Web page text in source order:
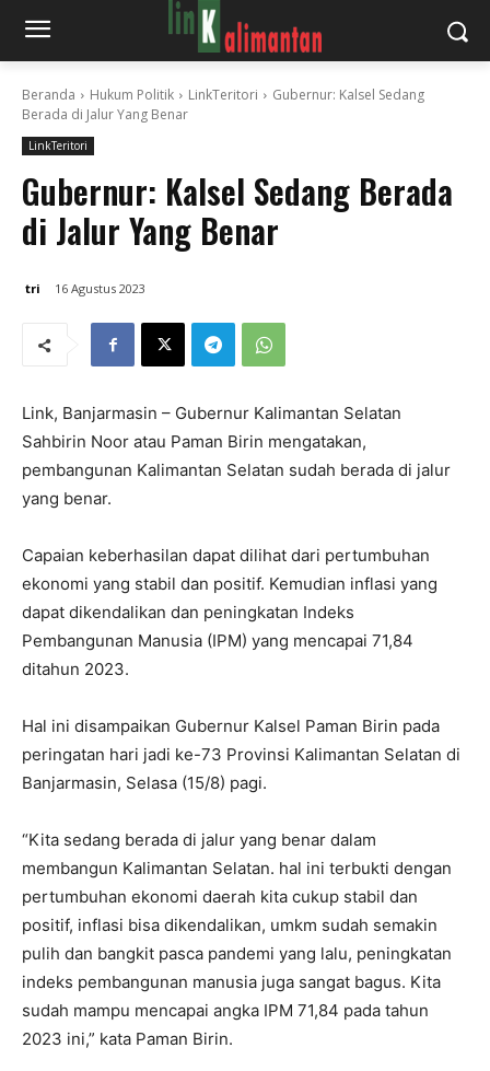
Beranda Hukum Politik LinkTeritori
Gubernur: Kalsel Sedang
Berada di Jalur Yang Benar
LinkTeritori
Gubernur: Kalsel Sedang Berada
di Jalur Yang Benar
tri 16 Agustus 2023
Link, Banjarmasin – Gubernur Kalimantan Selatan
Sahbirin Noor atau Paman Birin mengatakan,
pembangunan Kalimantan Selatan sudah berada di jalur
yang benar.
Capaian keberhasilan dapat dilihat dari pertumbuhan
ekonomi yang stabil dan positif. Kemudian inflasi yang
dapat dikendalikan dan peningkatan Indeks
Pembangunan Manusia (IPM) yang mencapai 71,84
ditahun 2023.
Hal ini disampaikan Gubernur Kalsel Paman Birin pada
peringatan hari jadi ke-73 Provinsi Kalimantan Selatan di
Banjarmasin, Selasa (15/8) pagi.
“Kita sedang berada di jalur yang benar dalam
membangun Kalimantan Selatan. hal ini terbukti dengan
pertumbuhan ekonomi daerah kita cukup stabil dan
positif, inflasi bisa dikendalikan, umkm sudah semakin
pulih dan bangkit pasca pandemi yang lalu, peningkatan
indeks pembangunan manusia juga sangat bagus. Kita
sudah mampu mencapai angka IPM 71,84 pada tahun
2023 ini,” kata Paman Birin.